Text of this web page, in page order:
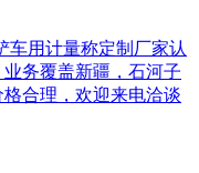
车用计量称定制厂家认
务覆盖新疆，石河子
合理，欢迎来电洽谈